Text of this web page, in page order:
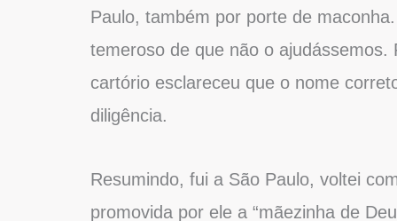
Paulo, também por porte de
temeroso de que não o
cartório esclareceu que o nome
diligência.
Resumindo, fui a São Paulo, voltei
promovida por ele a “mãezinha de